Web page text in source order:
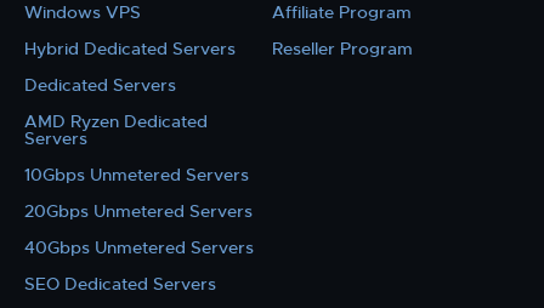
Windows VPS
Hybrid Dedicated Servers
Dedicated Servers
AMD Ryzen Dedicated
Servers
10Gbps Unmetered Servers
20Gbps Unmetered Servers
40Gbps Unmetered Servers
SEO Dedicated Servers
Affiliate Program
Reseller Program